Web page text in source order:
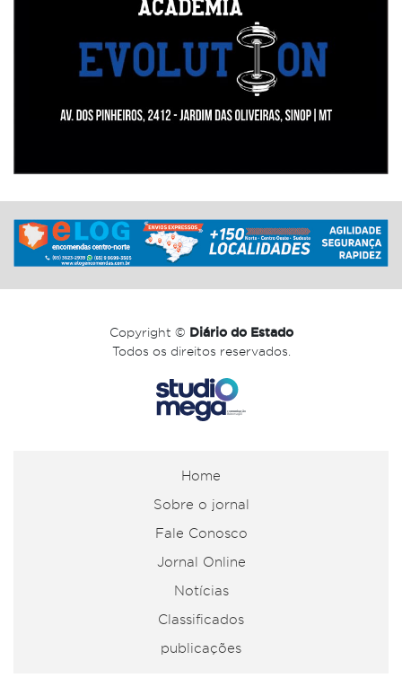
Copyright © Diário do Estado
Todos os direitos reservados.
Home
Sobre o jornal
Fale Conosco
Jornal Online
Notícias
Classificados
publicações